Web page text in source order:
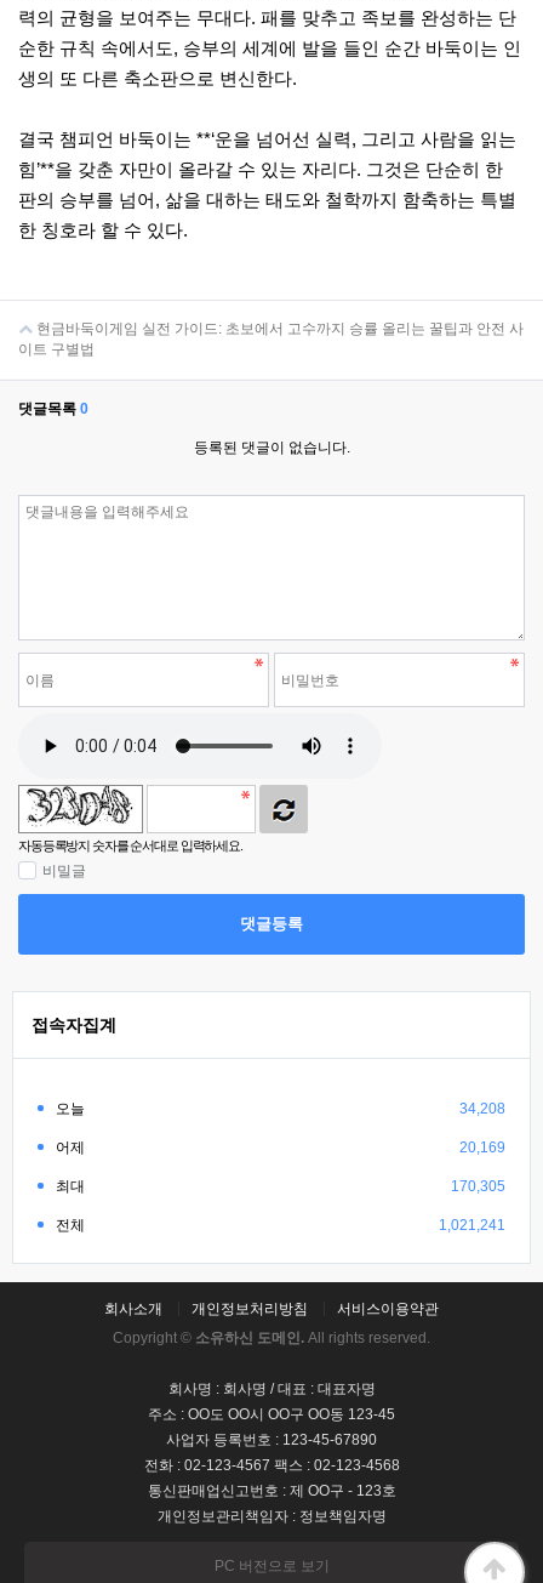
력의 균형을 보여주는 무대다. 패를 맞추고 족보를 완성하는 단
순한 규칙 속에서도, 승부의 세계에 발을 들인 순간 바둑이는 인
생의 또 다른 축소판으로 변신한다.
결국 챔피언 바둑이는 **‘운을 넘어선 실력, 그리고 사람을 읽는
힘’**을 갖춘 자만이 올라갈 수 있는 자리다. 그것은 단순히 한
판의 승부를 넘어, 삶을 대하는 태도와 철학까지 함축하는 특별
한 칭호라 할 수 있다.
현금바둑이게임 실전 가이드: 초보에서 고수까지 승률 올리는 꿀팁과 안전 사
이트 구별법
댓글목록 0
등록된 댓글이 없습니다.
자동등록방지 숫자를 순서대로 입력하세요.
비밀글
댓글등록
접속자집계
오늘 34,208
어제 20,169
최대 170,305
전체 1,021,241
회사소개 개인정보처리방침
서비스이용약관
Copyright © 소유하신 도메인. All rights reserved.
회사명 : 회사명 / 대표 : 대표자명
주소 : OO도 OO시 OO구 OO동 123-45
사업자 등록번호 : 123-45-67890
전화 : 02-123-4567 팩스 : 02-123-4568
통신판매업신고번호 : 제 OO구 - 123호
개인정보관리책임자 : 정보책임자명
PC 버전으로 보기